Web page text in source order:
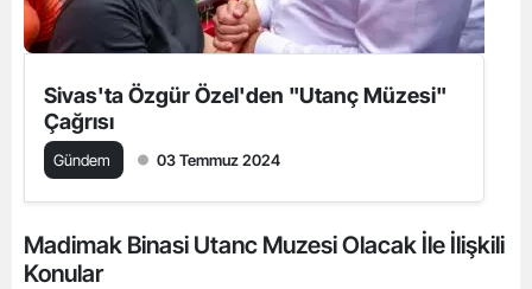
Sivas'ta Özgür Özel'den "Utanç Müzesi"
Çağrısı
Gündem 03 Temmuz 2024
Madimak Binasi Utanc Muzesi Olacak İle İlişkili
Konular